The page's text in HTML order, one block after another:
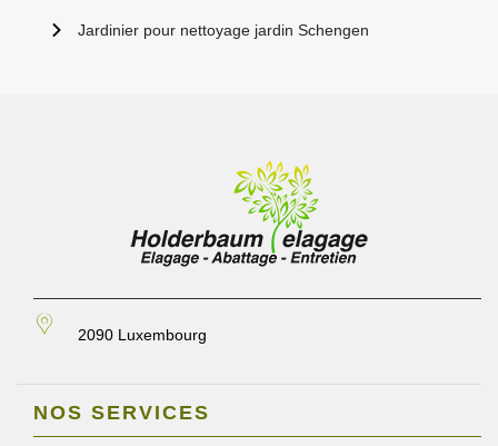
Jardinier pour nettoyage jardin Schengen
2090 Luxembourg
NOS SERVICES